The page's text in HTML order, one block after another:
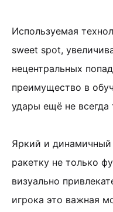
Используемая
sweet spot,
нецентральных
преимущество в
удары ещё не всегда
Яркий и динамичный
ракетку не только
визуально
игрока это важная